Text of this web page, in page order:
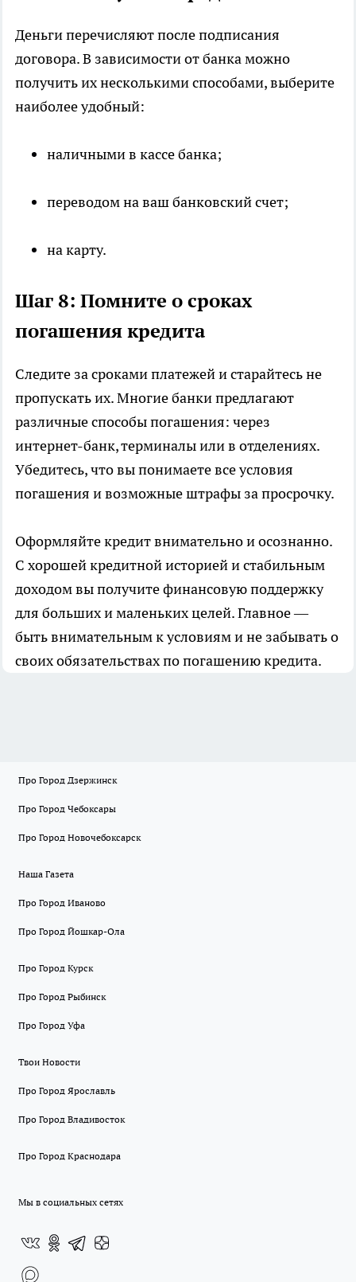
Деньги перечисляют после подписания
договора. В зависимости от банка можно
получить их несколькими способами, выберите
наиболее удобный:
наличными в кассе банка;
переводом на ваш банковский счет;
на карту.
Шаг 8: Помните о сроках
погашения кредита
Следите за сроками платежей и старайтесь не
пропускать их. Многие банки предлагают
различные способы погашения: через
интернет-банк, терминалы или в отделениях.
Убедитесь, что вы понимаете все условия
погашения и возможные штрафы за просрочку.
Оформляйте кредит внимательно и осознанно.
С хорошей кредитной историей и стабильным
доходом вы получите финансовую поддержку
для больших и маленьких целей. Главное —
быть внимательным к условиям и не забывать о
своих обязательствах по погашению кредита.
Про Город Дзержинск
Про Город Чебоксары
Про Город Новочебоксарск
Наша Газета
Про Город Иваново
Про Город Йошкар-Ола
Про Город Курск
Про Город Рыбинск
Про Город Уфа
Твои Новости
Про Город Ярославль
Про Город Владивосток
Про Город Краснодара
Мы в социальных сетях